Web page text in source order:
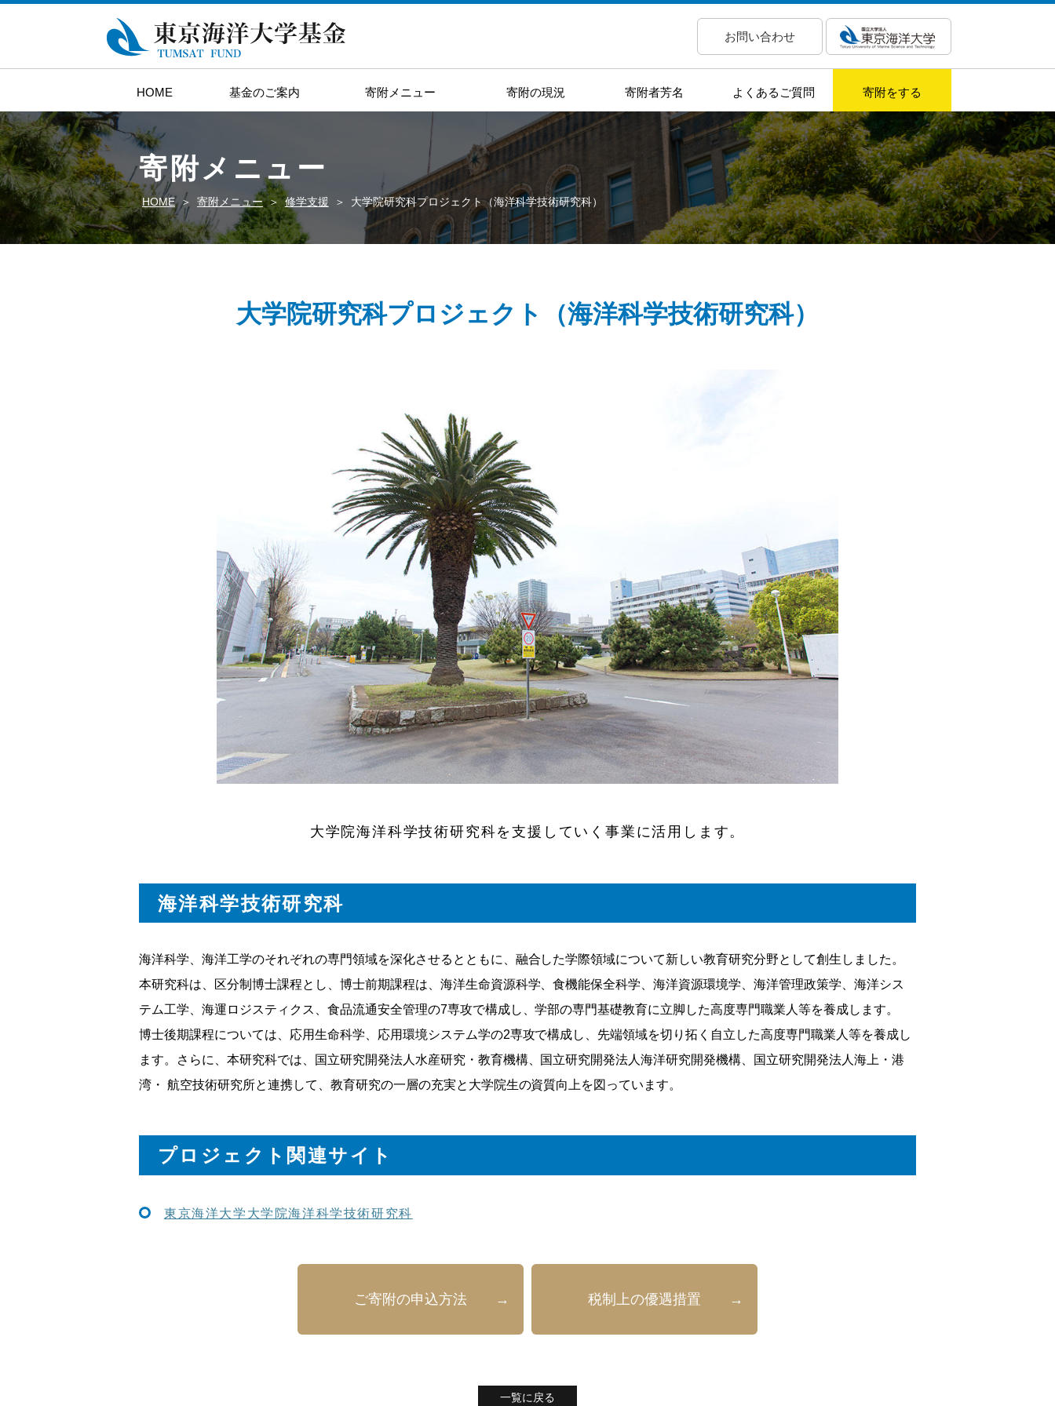
お問い合わせ
HOME 基金のご案内 寄附メニュー 寄附の現況 寄附者芳名 よくあるご質問 寄附をする
寄附メニュー
HOME 寄附メニュー 修学支援 大学院研究科プロジェクト（海洋科学技術研究科）
大学院研究科プロジェクト（海洋科学技術研究科）
大学院海洋科学技術研究科を支援していく事業に活用します。
海洋科学技術研究科
海洋科学、海洋工学のそれぞれの専門領域を深化させるとともに、融合した学際領域について新しい教育研究分野として創生しました。
本研究科は、区分制博士課程とし、博士前期課程は、海洋生命資源科学、食機能保全科学、海洋資源環境学、海洋管理政策学、海洋シス
テム工学、海運ロジスティクス、食品流通安全管理の7専攻で構成し、学部の専門基礎教育に立脚した高度専門職業人等を養成します。
博士後期課程については、応用生命科学、応用環境システム学の2専攻で構成し、先端領域を切り拓く自立した高度専門職業人等を養成し
ます。さらに、本研究科では、国立研究開発法人水産研究・教育機構、国立研究開発法人海洋研究開発機構、国立研究開発法人海上・港
湾・ 航空技術研究所と連携して、教育研究の一層の充実と大学院生の資質向上を図っています。
プロジェクト関連サイト
東京海洋大学大学院海洋科学技術研究科
ご寄附の申込方法 税制上の優遇措置
一覧に戻る